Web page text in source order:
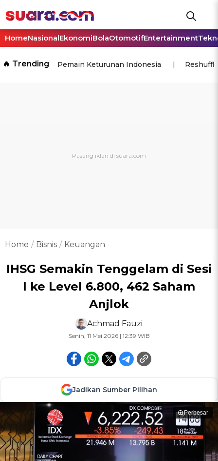
HomeNasionalEkonomiBolaOtomotifEntertainment
🔥 Trending Pemain Keturunan Indonesia
Home Bisnis Keuangan
IHSG Semakin Tenggelam di Sesi
I ke Level 6.800, 462 Saham
Anjlok
Achmad Fauzi
Senin, 11 Mei 2026 | 12:39 WIB
Jadikan Sumber Pilihan
Perbesar